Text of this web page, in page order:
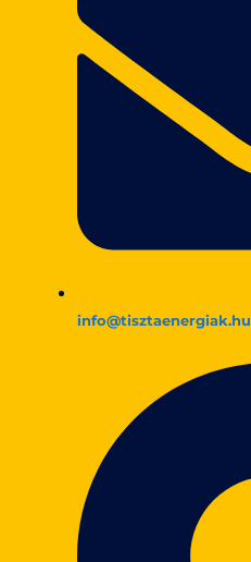
info@tisztaenergiak.hu